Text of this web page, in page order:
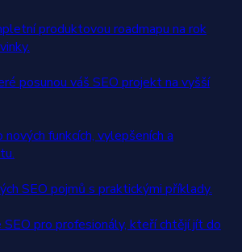
produktovou roadmapu na rok
posunou váš SEO projekt na vyšší
funkcích, vylepšeních a
SEO pojmů s praktickými příklady.
pro profesionály, kteří chtějí jít do